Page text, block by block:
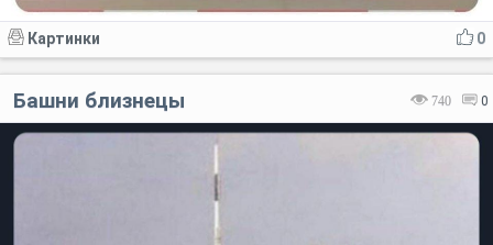
0
Картинки
740 0
Башни близнецы